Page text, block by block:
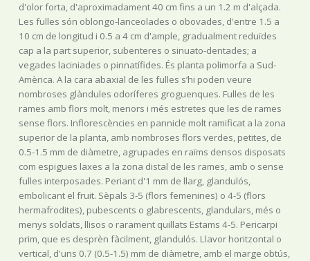
d'olor forta, d'aproximadament 40 cm fins a un 1.2 m d'alçada.
Les fulles són oblongo-lanceolades o obovades, d'entre 1.5 a
10 cm de longitud i 0.5 a 4 cm d'ample, gradualment reduïdes
cap a la part superior, subenteres o sinuato-dentades; a
vegades laciniades o pinnatífides. És planta polimorfa a Sud-
Amèrica. A la cara abaxial de les fulles s’hi poden veure
nombroses glàndules odoríferes groguenques. Fulles de les
rames amb flors molt, menors i més estretes que les de rames
sense flors. Inflorescències en pannicle molt ramificat a la zona
superior de la planta, amb nombroses flors verdes, petites, de
0.5-1.5 mm de diàmetre, agrupades en raïms densos disposats
com espigues laxes a la zona distal de les rames, amb o sense
fulles interposades. Periant d'1 mm de llarg, glandulós,
embolicant el fruit. Sèpals 3-5 (flors femenines) o 4-5 (flors
hermafrodites), pubescents o glabrescents, glandulars, més o
menys soldats, llisos o rarament quillats Estams 4-5. Pericarpi
prim, que es desprèn fàcilment, glandulós. Llavor horitzontal o
vertical, d'uns 0.7 (0.5-1.5) mm de diàmetre, amb el marge obtús,